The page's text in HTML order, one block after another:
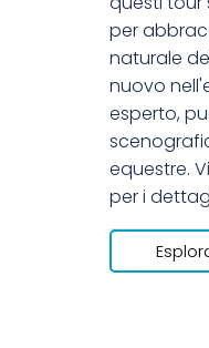
per
naturale
nuovo
esperto,
equestre.
per i